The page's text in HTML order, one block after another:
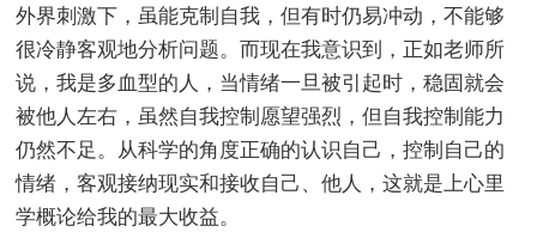
外界刺激下，虽能克制自我，但有时仍易冲动，不能够
很冷静客观地分析问题。而现在我意识到，正如老师所
说，我是多血型的人，当情绪一旦被引起时，稳固就会
被他人左右，虽然自我控制愿望强烈，但自我控制能力
仍然不足。从科学的角度正确的认识自己，控制自己的
情绪，客观接纳现实和接收自己、他人，这就是上心里
学概论给我的最大收益。